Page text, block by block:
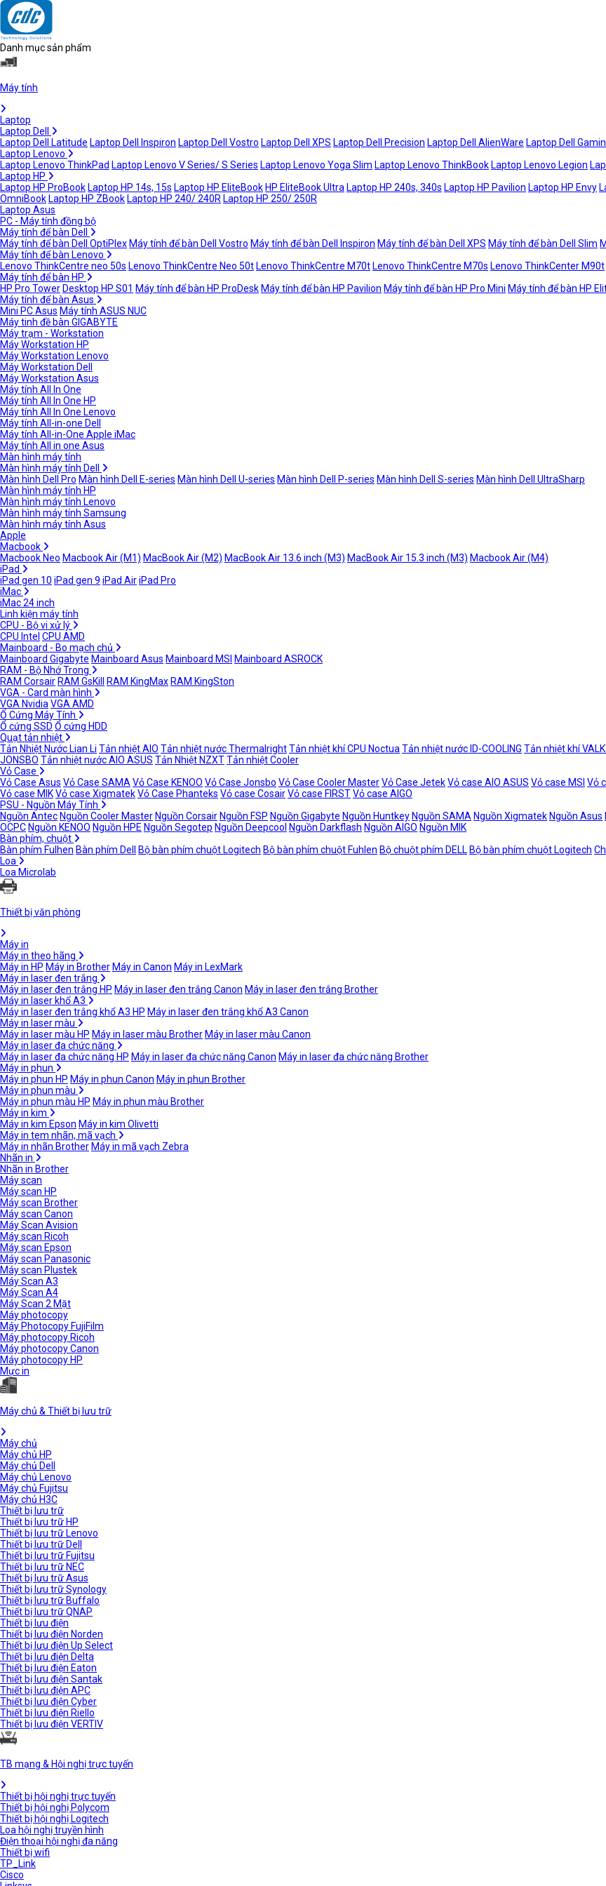
Danh mục sản phẩm
Máy tính
Laptop
Laptop Dell
Laptop Dell Latitude Laptop Dell Inspiron Laptop Dell Vostro Laptop Dell XPS Laptop Dell Precision Laptop Dell AlienWare Laptop Dell
Laptop Lenovo
Laptop Lenovo ThinkPad Laptop Lenovo V Series/ S Series Laptop Lenovo Yoga Slim Laptop Lenovo ThinkBook Laptop Lenovo Legion
Laptop HP
Laptop HP ProBook Laptop HP 14s, 15s Laptop HP EliteBook HP EliteBook Ultra Laptop HP 240s, 340s Laptop HP Pavilion Laptop HP Envy
OmniBook Laptop HP ZBook Laptop HP 240/ 240R Laptop HP 250/ 250R
Laptop Asus
PC - Máy tính đồng bộ
Máy tính để bàn Dell
Máy tính để bàn Dell OptiPlex Máy tính để bàn Dell Vostro Máy tính để bàn Dell Inspiron Máy tính để bàn Dell XPS Máy tính để bàn Dell Slim
Máy tính để bàn Lenovo
Lenovo ThinkCentre neo 50s Lenovo ThinkCentre Neo 50t Lenovo ThinkCentre M70t Lenovo ThinkCentre M70s Lenovo ThinkCenter M90t
Máy tính để bàn HP
HP Pro Tower Desktop HP S01 Máy tính để bàn HP ProDesk Máy tính để bàn HP Pavilion Máy tính để bàn HP Pro Mini Máy tính để bàn HP
Máy tính để bàn Asus
Mini PC Asus Máy tính ASUS NUC
Máy tinh đề bàn GIGABYTE
Máy trạm - Workstation
Máy Workstation HP
Máy Workstation Lenovo
Máy Workstation Dell
Máy Workstation Asus
Máy tính All In One
Máy tính All In One HP
Máy tính All In One Lenovo
Máy tính All-in-one Dell
Máy tính All-in-One Apple iMac
Máy tính All in one Asus
Màn hình máy tính
Màn hình máy tính Dell
Màn hình Dell Pro Màn hình Dell E-series Màn hình Dell U-series Màn hình Dell P-series Màn hình Dell S-series Màn hình Dell UltraSharp
Màn hình máy tính HP
Màn hình máy tính Lenovo
Màn hình máy tính Samsung
Màn hình máy tính Asus
Apple
Macbook
Macbook Neo Macbook Air (M1) MacBook Air (M2) MacBook Air 13.6 inch (M3) MacBook Air 15.3 inch (M3) Macbook Air (M4)
iPad
iPad gen 10 iPad gen 9 iPad AiriPad Pro
iMac
iMac 24 inch
Linh kiện máy tính
CPU - Bộ vi xử lý
CPU Intel CPU AMD
Mainboard - Bo mạch chủ
Mainboard Gigabyte Mainboard Asus Mainboard MSI Mainboard ASROCK
RAM - Bộ Nhớ Trong
RAM Corsair RAM GsKill RAM KingMax RAM KingSton
VGA - Card màn hình
VGA Nvidia VGA AMD
Ổ Cứng Máy Tính
Ổ cứng SSD Ổ cứng HDD
Quạt tản nhiệt
Tản Nhiệt Nước Lian Li Tản nhiệt AIO Tản nhiệt nước ThermalrightTản nhiệt khí CPU Noctua Tản nhiệt nước ID-COOLING Tản nhiệt khí
JONSBO Tản nhiệt nước AIO ASUS Tản Nhiệt NZXTTản nhiệt Cooler
Vỏ Case
Vỏ Case Asus Vỏ Case SAMA Vỏ Case KENOO Vỏ Case Jonsbo Vỏ Case Cooler MasterVỏ Case JetekVỏ case AIO ASUS Vỏ case MSI Vỏ
Vỏ case MIKVỏ case XigmatekVỏ Case Phanteks Vỏ case CosairVỏ case FIRSTVỏ case AIGO
PSU - Nguồn Máy Tính
Nguồn Antec Nguồn Cooler Master Nguồn Corsair Nguồn FSP Nguồn Gigabyte Nguồn Huntkey Nguồn SAMA Nguồn Xigmatek Nguồn Asus
OCPC Nguồn KENOO Nguồn HPE Nguồn Segotep Nguồn Deepcool Nguồn Darkflash Nguồn AIGO Nguồn MIK
Bàn phím, chuột
Bàn phím Fulhen Bàn phím Dell Bộ bàn phím chuột Logitech Bộ bàn phím chuột Fuhlen Bộ chuột phím DELL Bộ bàn phím chuột Logitech
Loa
Loa Microlab
Thiết bị văn phòng
Máy in
Máy in theo hãng
Máy in HP Máy in Brother Máy in Canon Máy in LexMark
Máy in laser đen trắng
Máy in laser đen trắng HP Máy in laser đen trắng Canon Máy in laser đen trắng Brother
Máy in laser khổ A3
Máy in laser đen trắng khổ A3 HP Máy in laser đen trắng khổ A3 Canon
Máy in laser màu
Máy in laser màu HP Máy in laser màu Brother Máy in laser màu Canon
Máy in laser đa chức năng
Máy in laser đa chức năng HP Máy in laser đa chức năng Canon Máy in laser đa chức năng Brother
Máy in phun
Máy in phun HP Máy in phun Canon Máy in phun Brother
Máy in phun màu
Máy in phun màu HP Máy in phun màu Brother
Máy in kim
Máy in kim Epson Máy in kim Olivetti
Máy in tem nhãn, mã vạch
Máy in nhãn Brother Máy in mã vạch Zebra
Nhãn in
Nhãn in Brother
Máy scan
Máy scan HP
Máy scan Brother
Máy scan Canon
Máy Scan Avision
Máy scan Ricoh
Máy scan Epson
Máy scan Panasonic
Máy scan Plustek
Máy Scan A3
Máy Scan A4
Máy Scan 2 Mặt
Máy photocopy
Máy Photocopy FujiFilm
Máy photocopy Ricoh
Máy photocopy Canon
Máy photocopy HP
Mực in
Máy chủ & Thiết bị lưu trữ
Máy chủ
Máy chủ HP
Máy chủ Dell
Máy chủ Lenovo
Máy chủ Fujitsu
Máy chủ H3C
Thiết bị lưu trữ
Thiết bị lưu trữ HP
Thiết bị lưu trữ Lenovo
Thiết bị lưu trữ Dell
Thiết bị lưu trữ Fujitsu
Thiết bị lưu trữ NEC
Thiết bị lưu trữ Asus
Thiết bị lưu trữ Synology
Thiết bị lưu trữ Buffalo
Thiết bị lưu trữ QNAP
Thiết bị lưu điện
Thiết bị lưu điện Norden
Thiết bị lưu điện Up Select
Thiết bị lưu điện Delta
Thiết bị lưu điện Eaton
Thiết bị lưu điện Santak
Thiết bị lưu điện APC
Thiết bị lưu điện Cyber
Thiết bị lưu điện Riello
Thiết bị lưu điện VERTIV
TB mạng & Hội nghị trực tuyến
Thiết bị hội nghị trực tuyến
Thiết bị hội nghị Polycom
Thiết bị hội nghị Logitech
Loa hội nghị truyền hình
Điện thoại hội nghị đa năng
Thiết bị wifi
TP_Link
Cisco